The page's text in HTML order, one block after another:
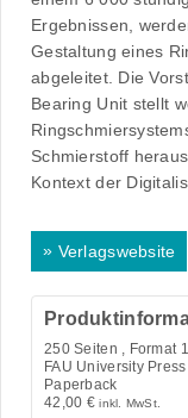
Ergebnissen,
Gestaltung eines
abgeleitet. Die
Bearing Unit stellt
Schmierstoff
Kontext der
» Verlagswebsite
250Seiten , Format
FAU University Press
Paperback
42,00 € inkl. MwSt.